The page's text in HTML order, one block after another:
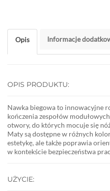
Opis Informacje
OPIS PRODUKTU:
Nawka biegowa to innowacyjne
kończenia zespołów
otwory, do których mocuje się
Maty są dostępne w różnych
estetykę, ale także poprawia
w kontekście bezpieczeństwa
UŻYCIE: